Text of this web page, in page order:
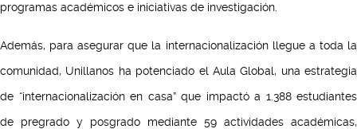
programas académicos e iniciativas de investigación.
Además, para asegurar que la internacionalización llegue a toda la
comunidad, Unillanos ha potenciado el Aula Global, una estrategia
de “internacionalización en casa” que impactó a 1.388 estudiantes
de pregrado y posgrado mediante 59 actividades académicas,